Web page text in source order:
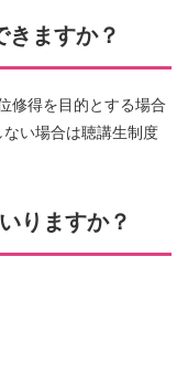
きますか？
修得を目的とする場合
い場合は聴講生制度
りますか？